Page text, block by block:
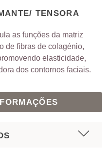
TENSORA
as funções da matriz
de fibras de colagénio,
elasticidade,
dos contornos faciais.